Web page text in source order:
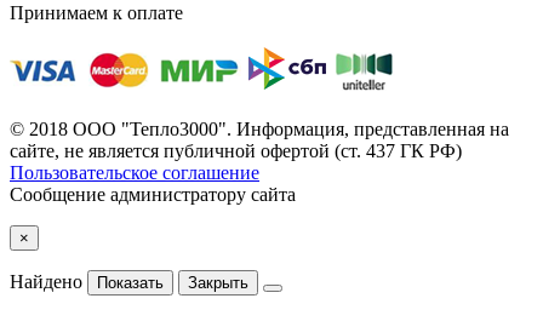
Принимаем к оплате
© 2018 ООО "Тепло3000". Информация, представленная на
сайте, не является публичной офертой (ст. 437 ГК РФ)
Пользовательское соглашение
Сообщение администратору сайта
×
Найдено Показать Закрыть